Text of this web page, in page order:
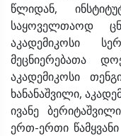
წლიდან,
საყოველთაოდ
აკადემიკოსი
მეცნიერებათა
აკადემიკოსი
ხანანაშვილი,
ივანე
ერთ-ერთი